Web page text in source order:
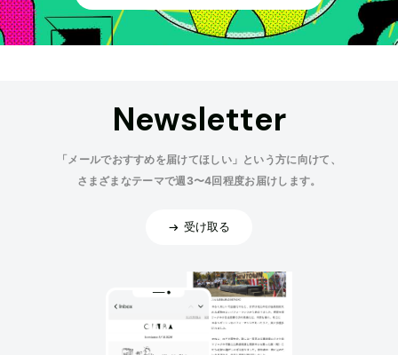
Newsletter
「メールでおすすめを届けてほしい」という方に向けて、
さまざまなテーマで週3〜4回程度お届けします。
受け取る